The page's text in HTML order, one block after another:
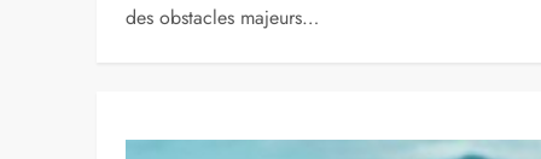
des obstacles majeurs…